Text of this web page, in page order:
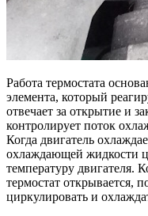
Работа термостата
элемента, который
отвечает за открытие и
контролирует поток
Когда двигатель
охлаждающей жидкости
температуру двигателя.
термостат открывается,
циркулировать и